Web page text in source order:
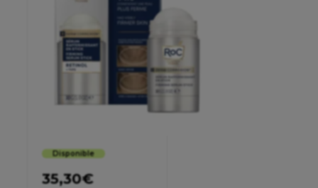
Disponible
35,30€